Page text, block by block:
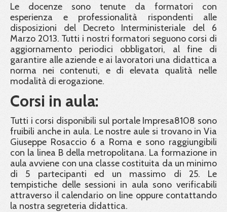
Le docenze sono tenute da formatori con
esperienza e professionalità rispondenti alle
disposizioni del Decreto Interministeriale del 6
Marzo 2013. Tutti i nostri formatori seguono corsi di
aggiornamento periodici obbligatori, al fine di
garantire alle aziende e ai lavoratori una didattica a
norma nei contenuti, e di elevata qualità nelle
modalità di erogazione.
Corsi in aula:
Tutti i corsi disponibili sul portale Impresa8108 sono
fruibili anche in aula. Le nostre aule si trovano in Via
Giuseppe Rosaccio 6 a Roma e sono raggiungibili
con la linea B della metropolitana. La formazione in
aula avviene con una classe costituita da un minimo
di 5 partecipanti ed un massimo di 25. Le
tempistiche delle sessioni in aula sono verificabili
attraverso il calendario on line oppure contattando
la nostra segreteria didattica.